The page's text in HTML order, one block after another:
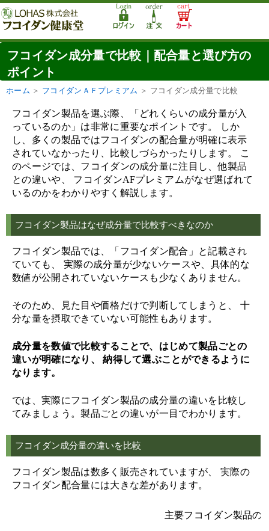
フコイダン成分量で比較｜配合量と選び方の
ポイント
ホーム ＞ フコイダンＡＦプレミアム ＞ フコイダン成分量で比較
フコイダン製品を選ぶ際、「どれくらいの成分量が入
っているのか」は非常に重要なポイントです。 しか
し、多くの製品ではフコイダンの配合量が明確に表示
されていなかったり、比較しづらかったりします。 こ
のページでは、フコイダンの成分量に注目し、他製品
との違いや、 フコイダンAFプレミアムがなぜ選ばれて
いるのかをわかりやすく解説します。
フコイダン製品はなぜ成分量で比較すべきなのか
フコイダン製品では、「フコイダン配合」と記載され
ていても、 実際の成分量が少ないケースや、具体的な
数値が公開されていないケースも少なくありません。
そのため、見た目や価格だけで判断してしまうと、 十
分な量を摂取できていない可能性もあります。
成分量を数値で比較することで、はじめて製品ごとの
違いが明確になり、 納得して選ぶことができるように
なります。
では、実際にフコイダン製品の成分量の違いを比較し
てみましょう。製品ごとの違いが一目でわかります。
フコイダン成分量の違いを比較
フコイダン製品は数多く販売されていますが、 実際の
フコイダン配合量には大きな差があります。
主要フコイダン製品の